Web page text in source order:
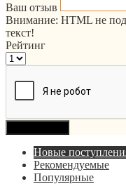
Ваш отзыв
Внимание: HTML не
текст!
Рейтинг
Новые
Рекомендуемые
Популярные